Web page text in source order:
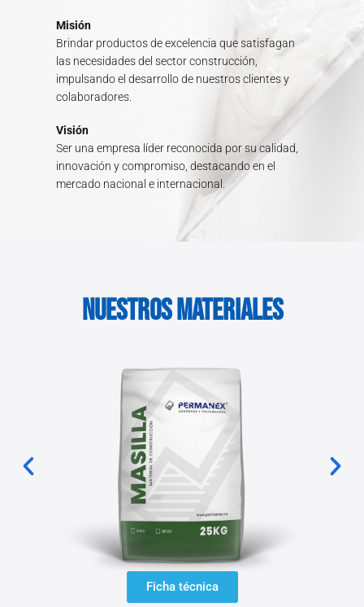
Misión
Brindar productos de excelencia que satisfagan
las necesidades del sector construcción,
impulsando el desarrollo de nuestros clientes y
colaboradores.
Visión
Ser una empresa líder reconocida por su calidad,
innovación y compromiso, destacando en el
mercado nacional e internacional.
Nuestros Materiales
Ficha técnica